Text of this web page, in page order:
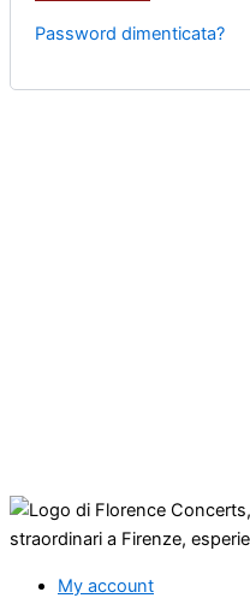
Password dimenticata?
My account